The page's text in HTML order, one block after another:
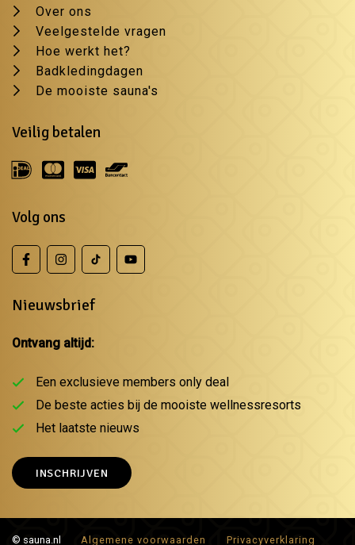
Over ons
Veelgestelde vragen
Hoe werkt het?
Badkledingdagen
De mooiste sauna's
Veilig betalen
Volg ons
Nieuwsbrief
Ontvang altijd:
Een exclusieve members only deal
De beste acties bij de mooiste wellnessresorts
Het laatste nieuws
INSCHRIJVEN
© sauna.nl Algemene voorwaarden Privacyverklaring